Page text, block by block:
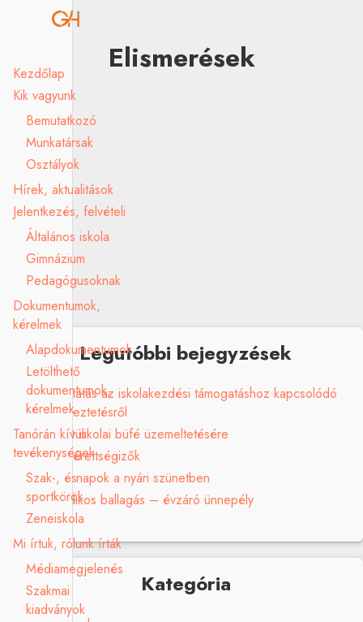
Kezdőlap
Kik vagyunk
Bemutatkozó
Munkatársak
Osztályok
Hírek, aktualitások
Jelentkezés, felvételi
Általános iskola
Gimnázium
Pedagógusoknak
Dokumentumok,
kérelmek
Alapdokumentumok
Letölthető
dokumentumok,
kérelmek
Tanórán kívüli
tevékenységek
Szak-, és
sportkörök
Zeneiskola
Mi írtuk, rólunk írták
Médiamegjelenés
Szakmai
kiadványok
Elismerések
Szeresd a Földet projektverseny
Bolyai csapatversenyek
Legutóbbi bejegyzések
Tájékoztatás az iskolakezdési támogatáshoz kapcsolódó
adategyeztetésről
Pályázat iskolai büfé üzemeltetésére
Sikeres érettségizők
Ügyeleti napok a nyári szünetben
Nyolcadikos ballagás – évzáró ünnepély
Kategória